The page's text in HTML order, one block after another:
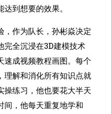
到想要的效果。
，作为队长，孙彬焱决定
完全沉浸在3D建模技术
速成视频教程画图。每个
理解和消化所有知识点就
操练习，他也要花大半天
间，他每天重复地学和